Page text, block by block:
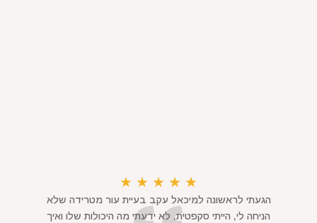
★
★
★
★
★
הגעתי לראשונה למיכאל עקב בעיית עור מטרידה שלא
הניחה לי, הייתי סקפטית, לא ידעתי מה היכולות שלו ואיך